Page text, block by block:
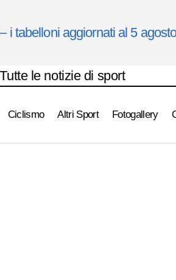
i tabelloni aggiornati al 5
Ciclismo Altri Sport Fotogallery